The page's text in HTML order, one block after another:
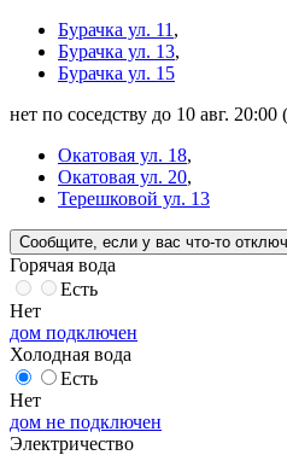
Бурачка ул. 11 ,
Бурачка ул. 13,
Бурачка ул. 15
нет по соседству до 10 авг. 20:00
Окатовая ул. 18,
Окатовая ул. 20,
Терешковой ул. 13
Сообщите , если у вас что-то
Горячая вода
Есть
Нет
дом подключен
Холодная вода
Есть
Нет
дом не подключен
Электричество